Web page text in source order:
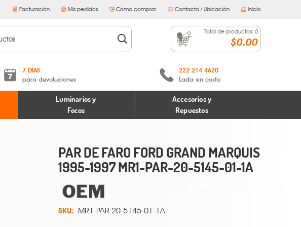
Facturación Mis pedidos Cómo comprar Contacto / Ubicación Inicio
Total de productos: 0
$0.00
7 DÍAS
para devoluciones
Términos y condiciones
Políticas de devoluciones
222 214 4620
Lada sin costo
Luminarios y
Focos
Accesorios y
Repuestos
PAR DE FARO FORD GRAND MARQUIS
1995-1997 MR1-PAR-20-5145-01-1A
SKU: MR1-PAR-20-5145-01-1A